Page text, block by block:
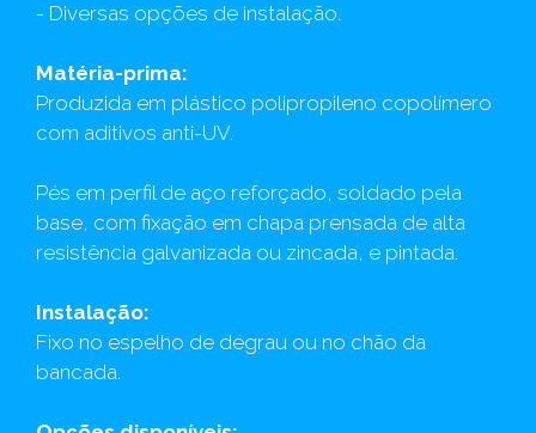
- Diversas opções de instalação.
Matéria-prima:
Produzida em plástico polipropileno copolímero
com aditivos anti-UV.
Pés em perfil de aço reforçado, soldado pela
base, com fixação em chapa prensada de alta
resistência galvanizada ou zincada, e pintada.
Instalação:
Fixo no espelho de degrau ou no chão da
bancada.